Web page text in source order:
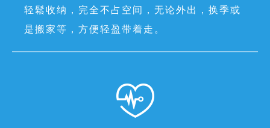
轻鬆收纳，完全不占空间，无论外出，换季或
是搬家等，方便轻盈带着走。